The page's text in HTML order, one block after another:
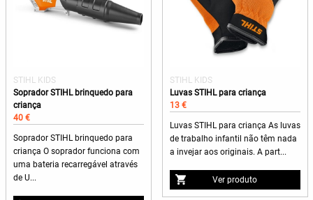
STIHL KIDS
Soprador STIHL brinquedo para
criança
40 €
Soprador STIHL brinquedo para
criança O soprador funciona com
uma bateria recarregável através
de U...
STIHL KIDS
Luvas STIHL para criança
13 €
Luvas STIHL para criança As luvas
de trabalho infantil não têm nada
a invejar aos originais. A part...
Ver produto